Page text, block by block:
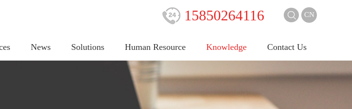
15850264116 CN
News Solutions Human Resource Knowledge Contact Us